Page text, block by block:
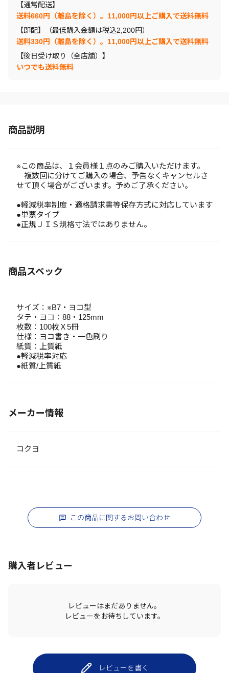
【通常配送】
送料660円（離島を除く）。11,000円以上ご購入で送料無料
【即配】（最低購入金額は税込2,200円）
送料330円（離島を除く）。11,000円以上ご購入で送料無料
【後日受け取り（全店舗）】
いつでも送料無料
商品説明
※この商品は、１会員様１点のみご購入いただけます。
複数回に分けてご購入の場合、予告なくキャンセルさ
せて頂く場合がございます。予めご了承ください。
●軽減税率制度・適格請求書等保存方式に対応しています
●単票タイプ
●正規ＪＩＳ規格寸法ではありません。
商品スペック
サイズ：※B7・ヨコ型
タテ・ヨコ：88・125mm
枚数：100枚Ｘ5冊
仕様：ヨコ書き・一色刷り
紙質：上質紙
●軽減税率対応
●紙質/上質紙
メーカー情報
コクヨ
この商品に関するお問い合わせ
購入者レビュー
レビューはまだありません。
レビューをお待ちしています。
レビューを書く